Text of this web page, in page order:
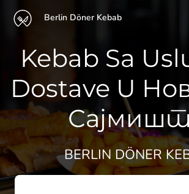
Berlin Döner Kebab
Kebab Sa
Dostave U
BERLIN DÖNER